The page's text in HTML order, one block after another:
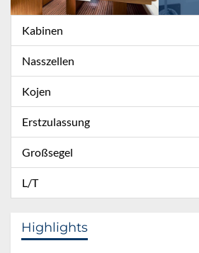
Kabinen
Nasszellen
Kojen
Erstzulassung
Großsegel
L/T
Highlights